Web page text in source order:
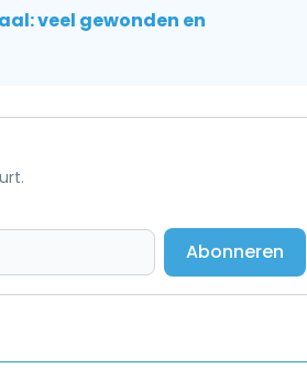
veel gewonden en
Abonneren